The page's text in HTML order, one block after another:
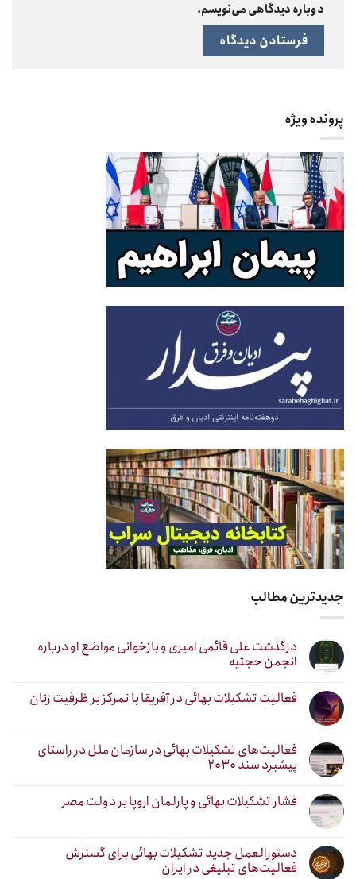
دوباره دیدگاهی می‌نویسم.
پرونده ویژه
جدیدترین مطالب
درگذشت علی قائمی امیری و بازخوانی مواضع او درباره
انجمن حجتیه
فعالیت تشکیلات بهائی در آفریقا با تمرکز بر ظرفیت زنان
فعالیت‌های تشکیلات بهائی در سازمان ملل در راستای
پیشبرد سند ۲۰۳۰
فشار تشکیلات بهائی و پارلمان اروپا بر دولت مصر
دستورالعمل جدید تشکیلات بهائی برای گسترش
فعالیت‌های تبلیغی در ایران